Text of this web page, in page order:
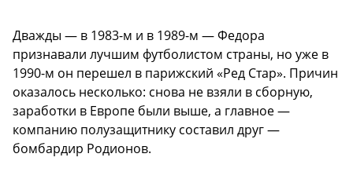
Дважды — в 1983-м и в 1989-м — Федора
признавали лучшим футболистом страны, но уже в
1990-м он перешел в парижский «Ред Стар». Причин
оказалось несколько: снова не взяли в сборную,
заработки в Европе были выше, а главное —
компанию полузащитнику составил друг —
бомбардир Родионов.